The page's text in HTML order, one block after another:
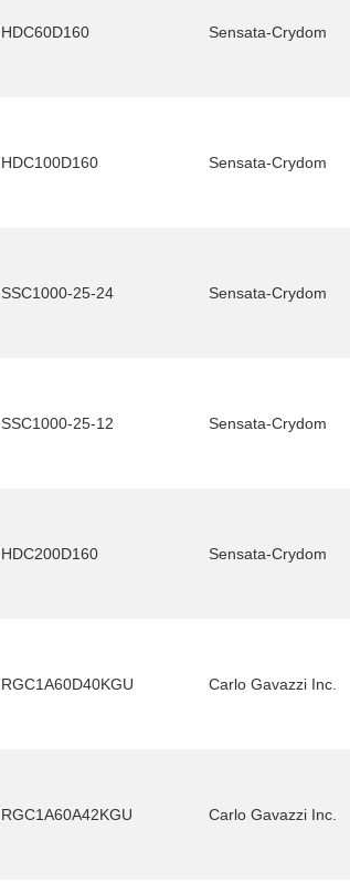
HDC60D160 Sensata-Crydom
HDC100D160 Sensata-Crydom
SSC1000-25-24 Sensata-Crydom
SSC1000-25-12 Sensata-Crydom
HDC200D160 Sensata-Crydom
RGC1A60D40KGU Carlo Gavazzi Inc.
RGC1A60A42KGU Carlo Gavazzi Inc.